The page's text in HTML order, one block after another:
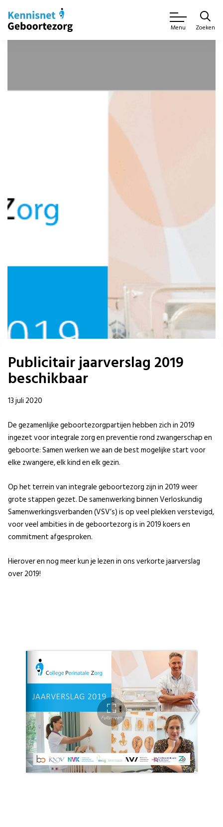
Menu Zoeken
Publicitair jaarverslag 2019
beschikbaar
13 juli 2020
De gezamenlijke geboortezorgpartijen hebben zich in 2019
ingezet voor integrale zorg en preventie rond zwangerschap en
geboorte: Samen werken we aan de best mogelijke start voor
elke zwangere, elk kind en elk gezin.
Op het terrein van integrale geboortezorg zijn in 2019 weer
grote stappen gezet. De samenwerking binnen Verloskundig
Samenwerkingsverbanden (VSV’s) is op veel plekken verstevigd,
voor veel ambities in de geboortezorg is in 2019 koers en
commitment afgesproken.
Hierover en nog meer kun je lezen in ons verkorte jaarverslag
over 2019!